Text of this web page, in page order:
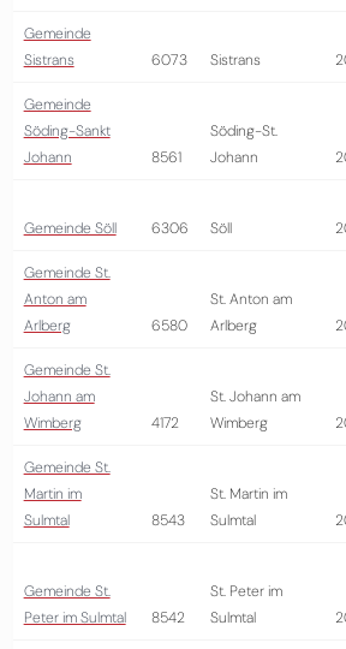
Gemeinde
Sistrans
6073 Sistrans
Gemeinde
Söding-Sankt
Johann
8561
Söding-St.
Johann
Gemeinde Söll 6306 Söll
Gemeinde St.
Anton am
Arlberg
6580
St. Anton am
Arlberg
Gemeinde St.
Johann am
Wimberg
4172
St. Johann am
Wimberg
Gemeinde St.
Martin im
Sulmtal
8543
St. Martin im
Sulmtal
Gemeinde St.
Peter im Sulmtal
8542
St. Peter im
Sulmtal